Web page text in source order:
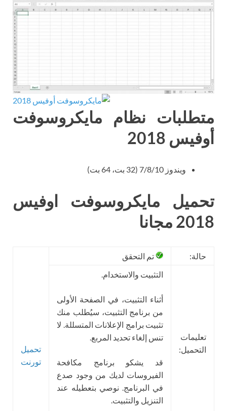
متطلبات نظام مايكروسوفت
أوفيس 2018
ويندوز 7/8/10 (32 بت، 64 بت)
تحميل مايكروسوفت اوفيس
2018 مجانا
حالة: تم التحقق
تحميل
تورنت
تعليمات
التحميل:
التثبيت والاستخدام.
أثناء التثبيت، في الصفحة الأولى
من برنامج التثبيت، سيُطلب منك
تثبيت برامج الإعلانات المتسللة. لا
تنس إلغاء تحديد المربع.
قد يشكو برنامج مكافحة
الفيروسات لديك من وجود صدع
في البرنامج. نوصي بتعطيله عند
التنزيل والتثبيت.